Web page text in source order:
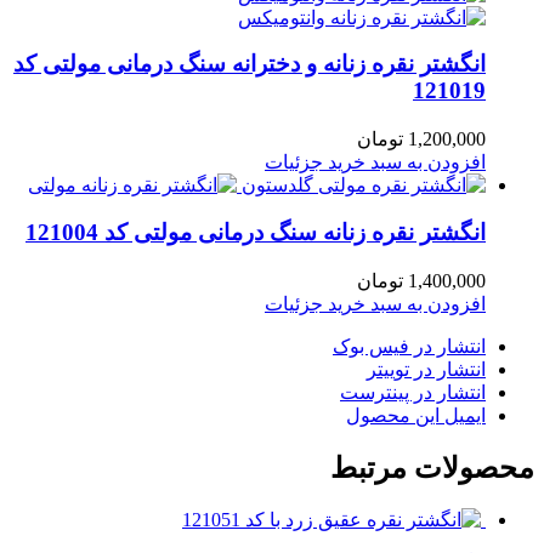
انگشتر نقره زنانه و دخترانه سنگ درمانی مولتی کد
121019
1,200,000 تومان
افزودن به سبد خرید جزئیات
انگشتر نقره زنانه سنگ درمانی مولتی کد 121004
1,400,000 تومان
افزودن به سبد خرید جزئیات
انتشار در فیس بوک
انتشار در توییتر
انتشار در پینترست
ایمیل این محصول
مرتبط